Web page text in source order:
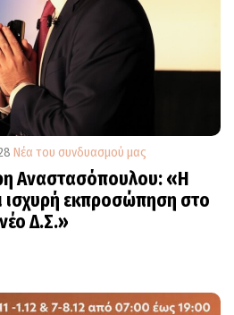
Νέα του συνδυασμού μας
Αναστασόπουλου: «Η
ισχυρή εκπροσώπηση στο
νέο Δ.Σ.»